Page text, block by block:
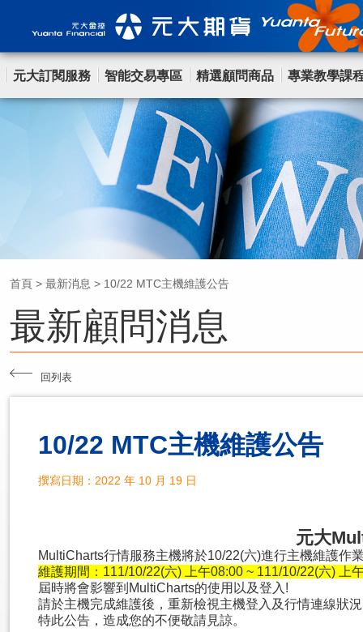
元大訂閱服務 智能交易專區 精選顧問商品 專業教學課
首頁 > 最新消息 > 10/22 MTC主機維護公告
最新顧問消息
回列表
10/22 MTC主機維護公告
撰寫日期：2022 年 10 月 19 日
元大
MultiCharts行情服務主機將於10/22(六)進行主機維護作
維護期間：111/10/22(六) 上午08:00 ~ 111/10/22(六) 上
屆時將會影響到MultiCharts的使用以及登入!
請於主機完成維護後，重新檢視主機登入及行情連線狀況
特此公告，造成您的不便敬請見諒。